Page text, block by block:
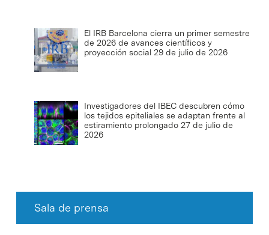
El IRB Barcelona cierra un primer semestre
de 2026 de avances científicos y
proyección social 29 de julio de 2026
Investigadores del IBEC descubren cómo
los tejidos epiteliales se adaptan frente al
estiramiento prolongado 27 de julio de
2026
Sala de prensa